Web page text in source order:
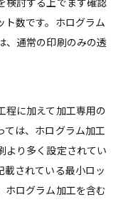
ト数です。ホログラム
、通常の印刷のみの透
程に加えて加工専用の
ては、ホログラム加工
より多く設定されてい
されている最小ロッ
ホログラム加工を含む